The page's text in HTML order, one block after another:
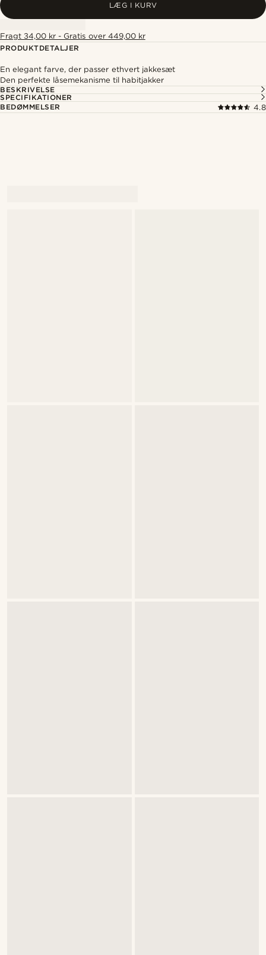
LÆG I KURV
Fragt 34,00 kr - Gratis over 449,00 kr
PRODUKTDETALJER
En elegant farve, der passer ethvert jakkesæt
Den perfekte låsemekanisme til habitjakker
BESKRIVELSE
SPECIFIKATIONER
BEDØMMELSER
4.8